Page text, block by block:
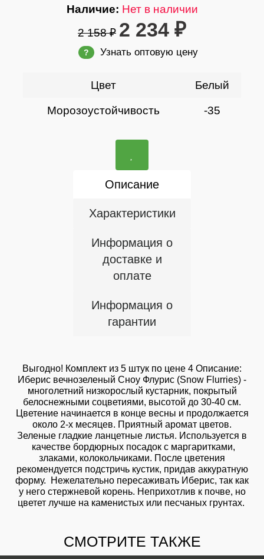
Наличие: Нет в наличии
2 158 ₽ 2 234 ₽
? Узнать оптовую цену
Цвет Белый
Морозоустойчивость -35
Описание
Характеристики
Информация о
доставке и
оплате
Информация о
гарантии
Выгодно! Комплект из 5 штук по цене 4 Описание:
Иберис вечнозеленый Сноу Флурис (Snow Flurries) -
многолетний низкорослый кустарник, покрытый
белоснежными соцветиями, высотой до 30-40 см.
Цветение начинается в конце весны и продолжается
около 2-х месяцев. Приятный аромат цветов.
Зеленые гладкие ланцетные листья. Используется в
качестве бордюрных посадок с маргаритками,
злаками, колокольчиками. После цветения
рекомендуется подстричь кустик, придав аккуратную
форму. Нежелательно пересаживать Иберис, так как
у него стержневой корень. Неприхотлив к почве, но
цветет лучше на каменистых или песчаных грунтах.
СМОТРИТЕ ТАКЖЕ